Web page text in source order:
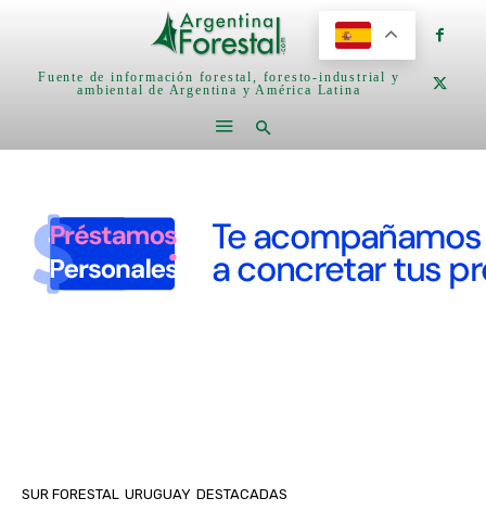
Fuente de información forestal, foresto-industrial y
ambiental de Argentina y América Latina
SUR FORESTAL URUGUAY DESTACADAS